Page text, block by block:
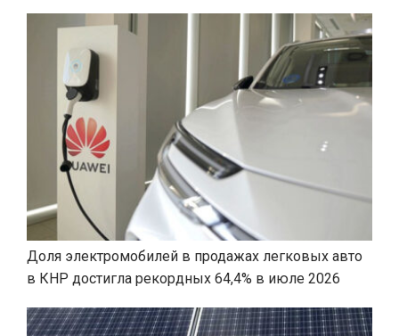
Доля электромобилей в продажах легковых авто
в КНР достигла рекордных 64,4% в июле 2026